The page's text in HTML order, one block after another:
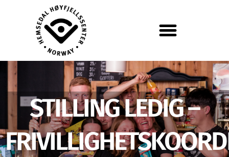
STILLING LEDIG –